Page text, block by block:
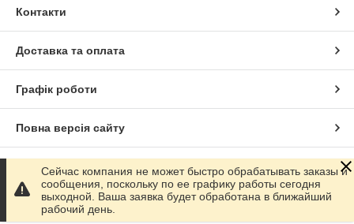
Контакти
Доставка та оплата
Графік роботи
Повна версія сайту
Сайт створено на маркетплейсі Prom.ua
Політика конфіденційності
Сейчас компания не может быстро обрабатывать заказы и
сообщения, поскольку по ее графику работы сегодня
выходной. Ваша заявка будет обработана в ближайший
рабочий день.